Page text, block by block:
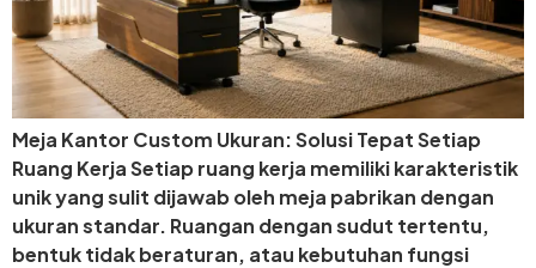
Meja Kantor Custom Ukuran: Solusi Tepat Setiap
Ruang Kerja Setiap ruang kerja memiliki karakteristik
unik yang sulit dijawab oleh meja pabrikan dengan
ukuran standar. Ruangan dengan sudut tertentu,
bentuk tidak beraturan, atau kebutuhan fungsi